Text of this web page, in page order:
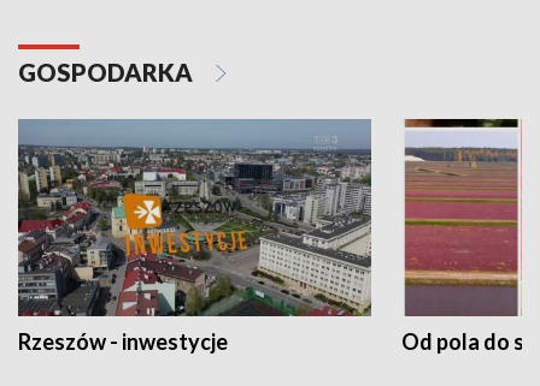
GOSPODARKA
Rzeszów - inwestycje Od pola do